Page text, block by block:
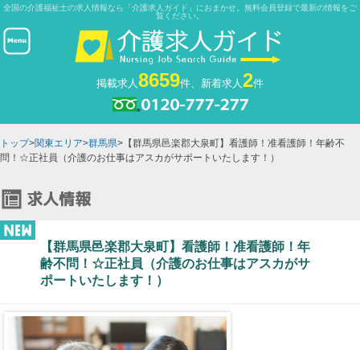
全国の介護福祉士の求人情報なら「介護求人ガイド」におまかせ。無料会員登録で最新の情報をご
覧ください。
掲載求人8659件、新着求人2件
トップ>関東エリア>群馬県>【群馬県邑楽郡大泉町】看護師！准看護師！年齢不
問！☆正社員（介護のお仕事はアスカがサポートいたします！）
【群馬県邑楽郡大泉町】看護師！准看護師！年
齢不問！☆正社員（介護のお仕事はアスカがサ
ポートいたします！）